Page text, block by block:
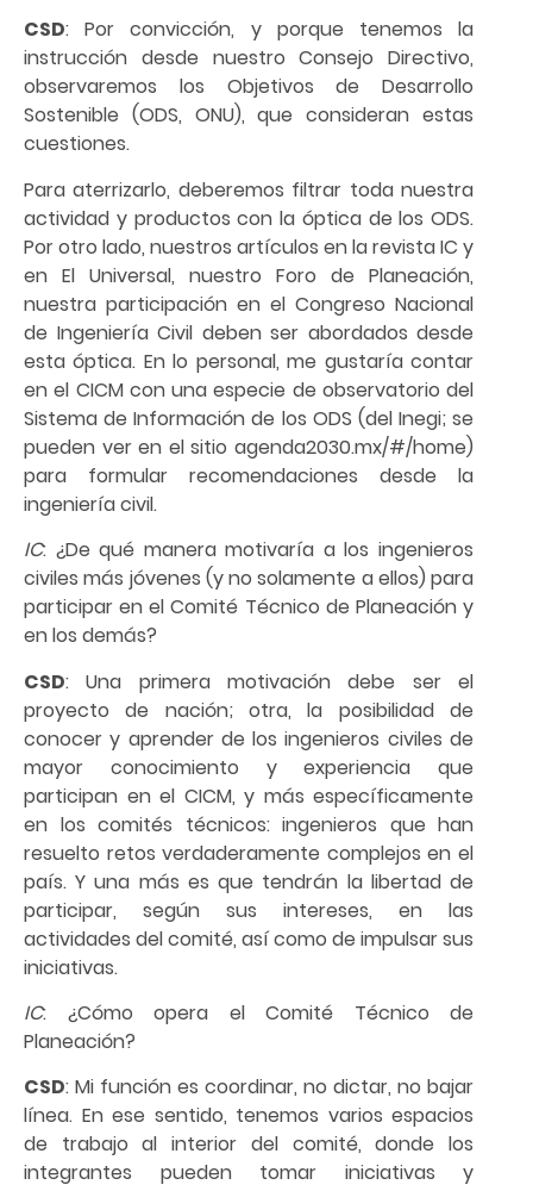
CSD: Por convicción, y porque tenemos la
instrucción desde nuestro Consejo Directivo,
observaremos los Objetivos de Desarrollo
Sostenible (ODS, ONU), que consideran estas
cuestiones.
Para aterrizarlo, deberemos filtrar toda nuestra
actividad y productos con la óptica de los ODS.
Por otro lado, nuestros artículos en la revista IC y
en El Universal, nuestro Foro de Planeación,
nuestra participación en el Congreso Nacional
de Ingeniería Civil deben ser abordados desde
esta óptica. En lo personal, me gustaría contar
en el CICM con una especie de observatorio del
Sistema de Información de los ODS (del Inegi; se
pueden ver en el sitio agenda2030.mx/#/home)
para formular recomendaciones desde la
ingeniería civil.
IC: ¿De qué manera motivaría a los ingenieros
civiles más jóvenes (y no solamente a ellos) para
participar en el Comité Técnico de Planeación y
en los demás?
CSD: Una primera motivación debe ser el
proyecto de nación; otra, la posibilidad de
conocer y aprender de los ingenieros civiles de
mayor conocimiento y experiencia que
participan en el CICM, y más específicamente
en los comités técnicos: ingenieros que han
resuelto retos verdaderamente complejos en el
país. Y una más es que tendrán la libertad de
participar, según sus intereses, en las
actividades del comité, así como de impulsar sus
iniciativas.
IC: ¿Cómo opera el Comité Técnico de
Planeación?
CSD: Mi función es coordinar, no dictar, no bajar
línea. En ese sentido, tenemos varios espacios
de trabajo al interior del comité, donde los
integrantes pueden tomar iniciativas y